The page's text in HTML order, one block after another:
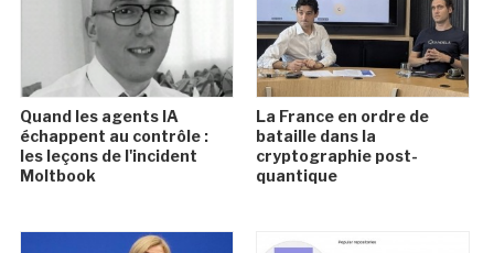
Quand les agents IA
échappent au contrôle :
les leçons de l'incident
Moltbook
La France en ordre de
bataille dans la
cryptographie post-
quantique